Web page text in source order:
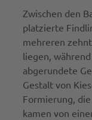
Zwischen den
platzierte
mehreren
liegen,
abgerundete
Gestalt von
Formierung,
kamen von